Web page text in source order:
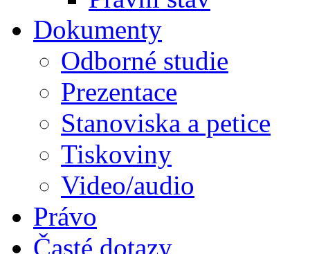
Dokumenty
Odborné studie
Prezentace
Stanoviska a petice
Tiskoviny
Video/audio
Právo
Časté dotazy